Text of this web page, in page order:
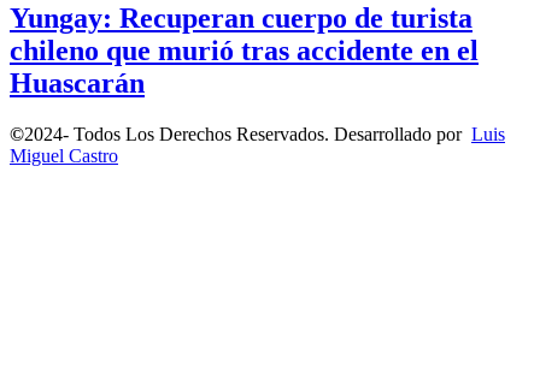
Yungay: Recuperan cuerpo de turista
chileno que murió tras accidente en el
Huascarán
©2024- Todos Los Derechos Reservados. Desarrollado por Luis
Miguel Castro